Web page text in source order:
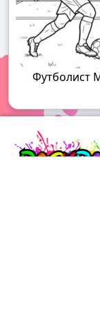
Футболист